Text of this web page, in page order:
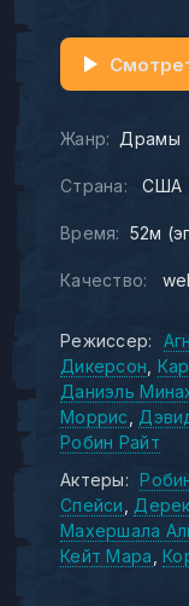
Жанр: Драмы
Страна: США
Время: 52м
Качество:
Режиссер:
Дикерсон
Даниэль
Моррис
Робин Райт
Актеры:
Спейси
Махершала
Кейт Мара